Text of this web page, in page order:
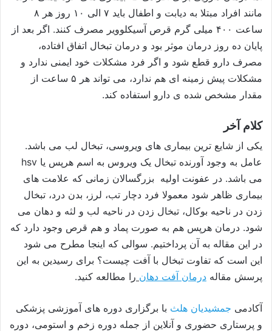
مانند افراد مبتلا به دیابت و اطفال باید ۷ الی ۱۰ روز هر ۸
ساعت ۴۰۰ میلی گرم قرص آسیکلوویر مصرف کنند. اگر بعد از
پایان ده روز درمان موثر بود و درمان تبخال اتفاق افتاده،
مصرف دارو قطع شود و اگر فرد مشکلات خود ایمنی ندارد و
مشکلات پیش زمینه ای هم ندارد، می تواند هر ۵ ساعت از
مقدار مشخص شده ی دارو استفاده کند.
کلام آخر
یکی از شایع ترین بیماری های ویروسی، تبخال لب می باشد.
عامل به وجود آورنده تبخال یک ویروس به اسم هرپس یا hsv
می باشد. در عفونت اولیه بزرگسالان زمانی که علامت های
بیماری ظاهر شود معمولا فرد دچار تب، لرز، بدن درد، تبخال
زدن در ناحیه بوکال، تبخال زدن در ناحیه لب و لثه و دهان می
شود. درمان هرپس هم به صورت پماد و هم قرص وجود دارد که
در این مقاله به آن پرداختیم. سوالی که اینجا مطرح می شود
این است که تفاوت تبخال با آفت چیست؟ برای رسیدین به این
پرسش مقاله درمان آفت دهان را مطالعه کنید.
آکادمی جمشیدیان هلث با برگزاری دوره های آموزشی پزشکی
و پرستاری حضوری و آنلاین از جمله دوره زخم و استومی، دوره